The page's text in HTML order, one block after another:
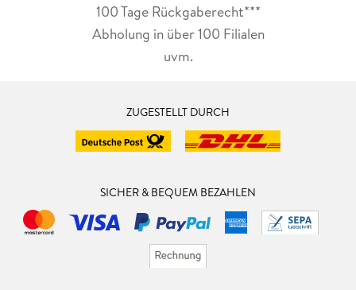
100 Tage Rückgaberecht***
Abholung in über 100 Filialen
uvm.
ZUGESTELLT DURCH
SICHER & BEQUEM BEZAHLEN